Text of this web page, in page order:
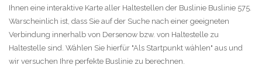
Ihnen eine interaktive Karte aller Haltestellen der Buslinie Buslinie 575.
Warscheinlich ist, dass Sie auf der Suche nach einer geeigneten
Verbindung innerhalb von Dersenow bzw. von Haltestelle zu
Haltestelle sind. Wählen Sie hierfür "Als Startpunkt wählen" aus und
wir versuchen Ihre perfekte Buslinie zu berechnen.